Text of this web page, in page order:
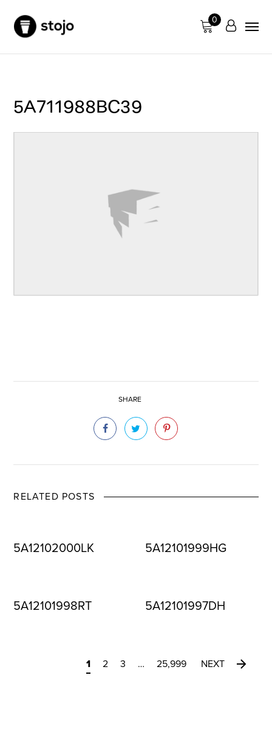
0
5A711988BC39
SHARE
RELATED POSTS
5A12102000LK 5A12101999HG
5A12101998RT 5A12101997DH
1 2 3 … 25,999 NEXT